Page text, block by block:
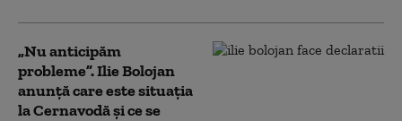
„Nu anticipăm
probleme”. Ilie Bolojan
anunță care este situația
la Cernavodă și ce se